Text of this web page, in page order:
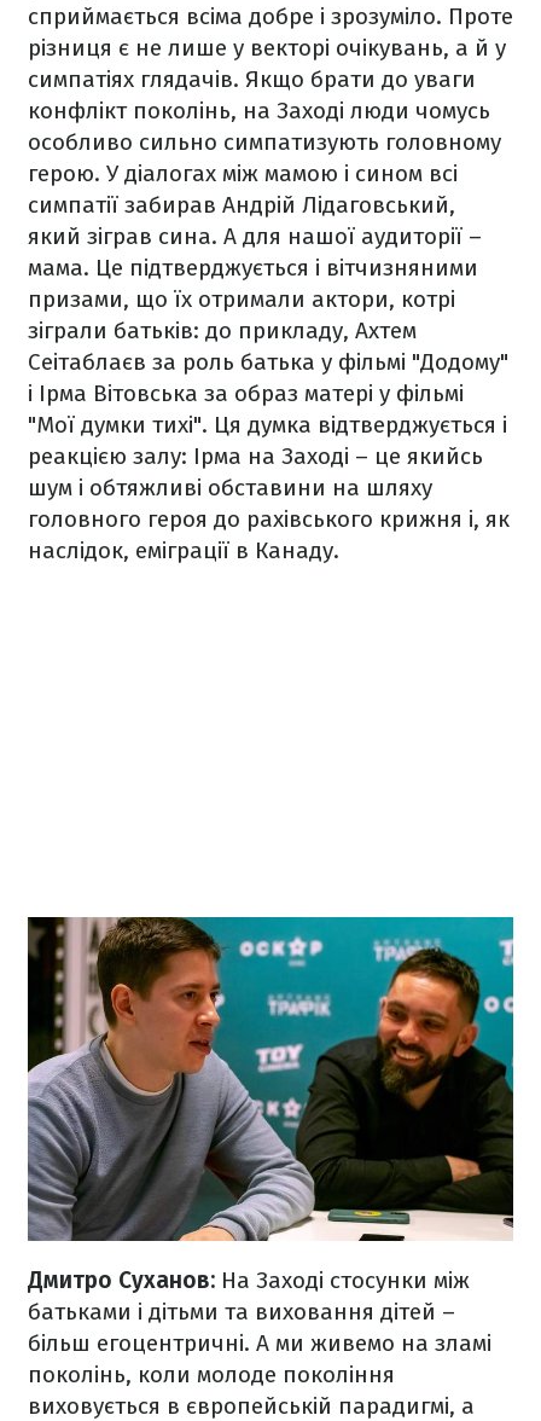
сприймається всіма добре і зрозуміло. Проте
різниця є не лише у векторі очікувань, а й у
симпатіях глядачів. Якщо брати до уваги
конфлікт поколінь, на Заході люди чомусь
особливо сильно симпатизують головному
герою. У діалогах між мамою і сином всі
симпатії забирав Андрій Лідаговський,
який зіграв сина. А для нашої аудиторії –
мама. Це підтверджується і вітчизняними
призами, що їх отримали актори, котрі
зіграли батьків: до прикладу, Ахтем
Сеітаблаєв за роль батька у фільмі "Додому"
і Ірма Вітовська за образ матері у фільмі
"Мої думки тихі". Ця думка відтверджується і
реакцією залу: Ірма на Заході – це якийсь
шум і обтяжливі обставини на шляху
головного героя до рахівського крижня і, як
наслідок, еміграції в Канаду.
Дмитро Суханов: На Заході стосунки між
батьками і дітьми та виховання дітей –
більш егоцентричні. А ми живемо на зламі
поколінь, коли молоде покоління
виховується в європейській парадигмі, а